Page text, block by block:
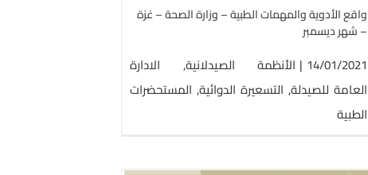
واقع الأدوية والمهمات الطبية – وزارة الصحة – غزة
– شهر ديسمبر
14/01/2021
| الأنظمة الصيدلانية, الادارة
العامة للصيدلة, التسعيرة الدوائية, المستحضرات
الطبية